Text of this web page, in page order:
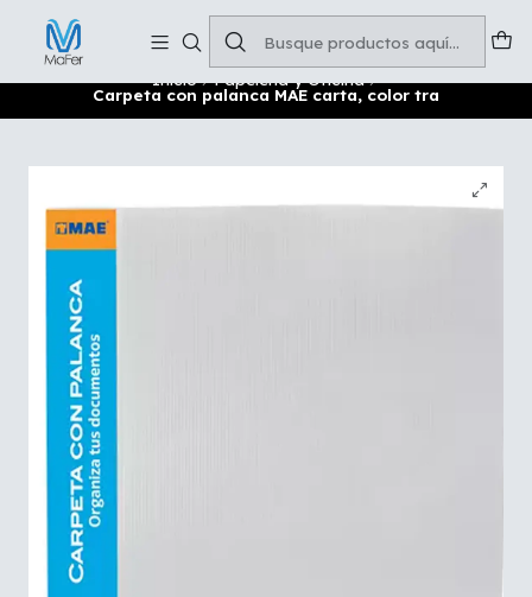
Inicio Papelería y Oficina
Carpeta con palanca MAE carta, color tra